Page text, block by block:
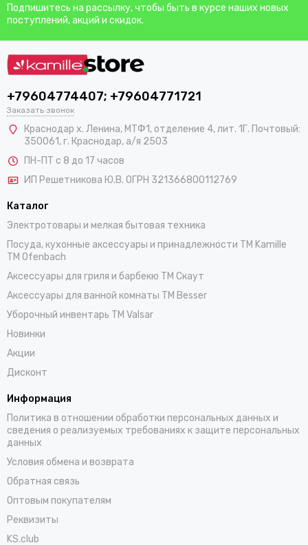
Подпишитесь на рассылку, чтобы быть в курсе наших новых
поступлений, акций и скидок.
+79604774407; +79604771721
Заказать звонок
Краснодар х. Ленина, МТФ1, отделение 4, лит. 1Г. Почтовый:
350061, г. Краснодар, а/я 2503
ПН-ПТ с 8 до 17 часов
ИП Решетникова Ю.В. ОГРН 321366800112769
Каталог
Электротовары и мелкая бытовая техника
Посуда, кухонные аксессуары и принадлежности TM Kamille
TM Ofenbach
Аксессуары для гриля и барбекю TM Скаут
Аксессуары для ванной комнаты TM Besser
Уборочный инвентарь TM Valsar
Новинки
Акции
Дисконт
Информация
Политика в отношении обработки персональных данных и
сведения о реализуемых требованиях к защите персональных
данных
Условия обмена и возврата
Обратная связь
Оптовым покупателям
Реквизиты
KS.club